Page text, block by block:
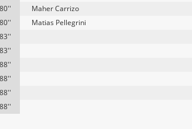
80''
Maher Carrizo
80''
Matias Pellegrini
83''
83''
88''
88''
88''
88''